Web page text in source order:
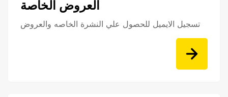
العروض الخاصة
تسجيل الايميل للحصول علي النشرة الخاصه والعروض